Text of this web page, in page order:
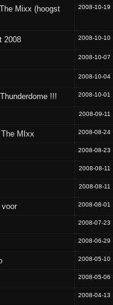
Mixx (hoogst
2008-10-19
2008 2008-10-10
2008-10-07
2008-10-04
!!! 2008-10-01
2008-09-11
MIxx 2008-08-24
2008-08-23
2008-08-11
2008-08-11
2008-08-01
2008-07-23
2008-06-29
2008-05-10
2008-05-06
2008-04-13